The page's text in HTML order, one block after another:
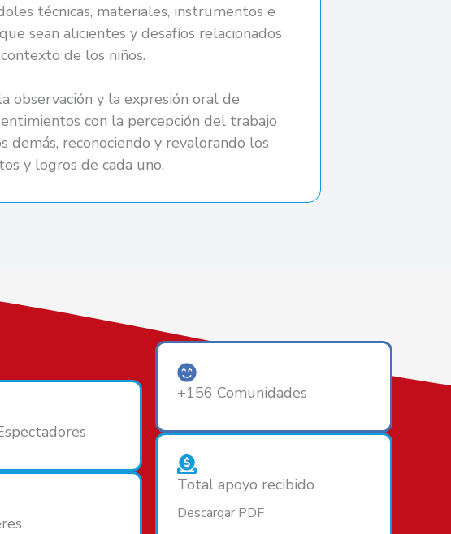
técnicas, materiales, instrumentos e
sean alicientes y desafíos relacionados
de los niños.
observación y la expresión oral de
con la percepción del trabajo
demás, reconociendo y revalorando los
y logros de cada uno.
+156 Comunidades
Total apoyo recibido
Descargar PDF